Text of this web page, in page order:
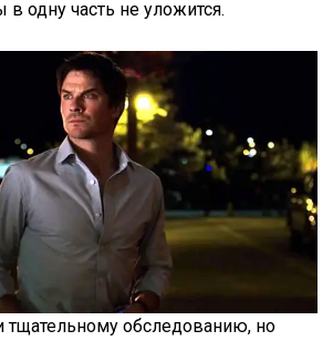
в одну часть не уложится.
тщательному обследованию, но